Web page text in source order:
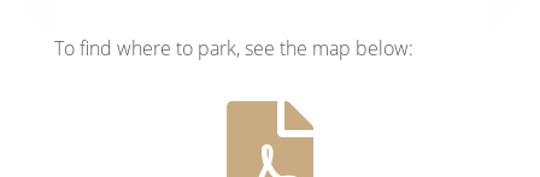
To find where to park, see the map below: